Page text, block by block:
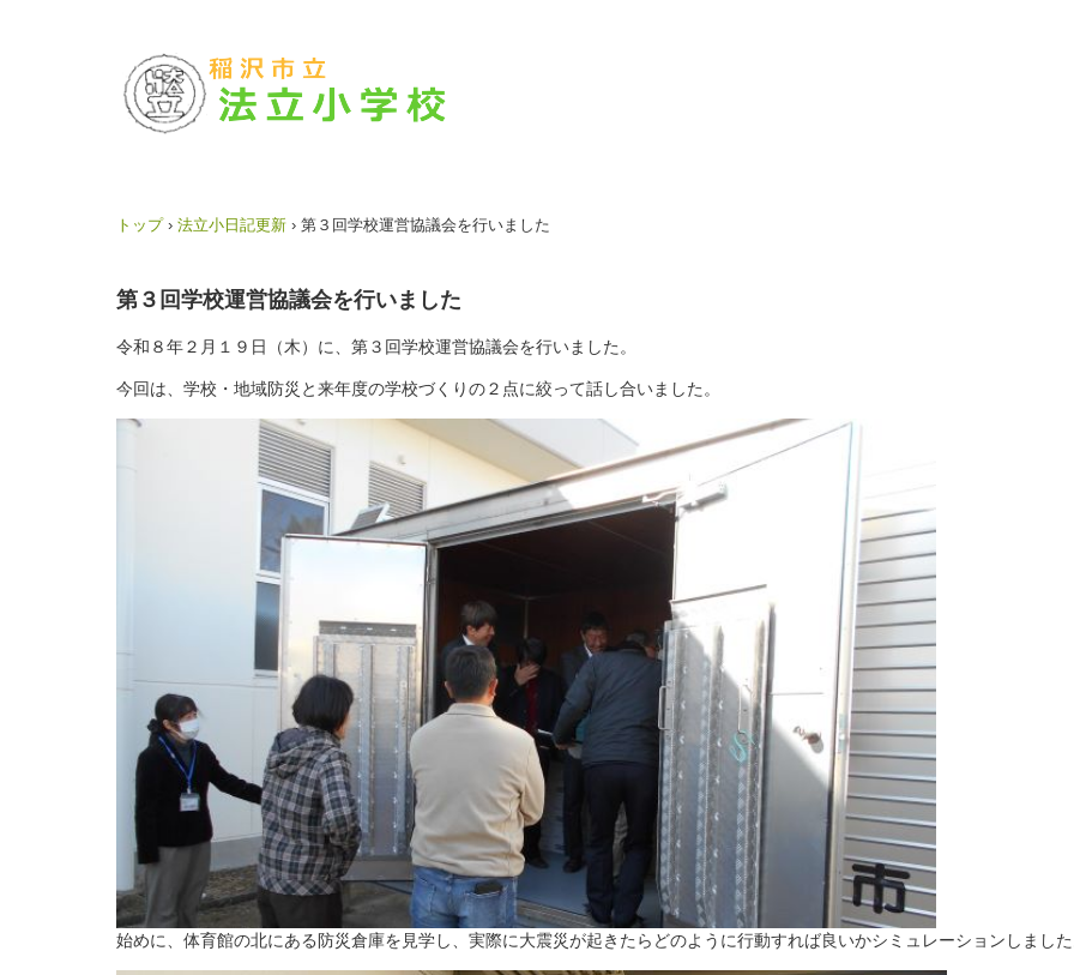
トップ › 法立小日記更新 › 第３回学校運営協議会を行いました
第３回学校運営協議会を行いました
令和８年２月１９日（木）に、第３回学校運営協議会を行いました。
今回は、学校・地域防災と来年度の学校づくりの２点に絞って話し合いました。
始めに、体育館の北にある防災倉庫を見学し、実際に大震災が起きたらどのように行動すれば良いかシミュレーションしました